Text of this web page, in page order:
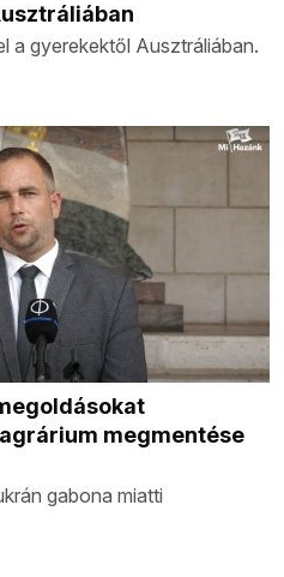
a gyerekektől Ausztráliában.
megmentése
gabona miatti